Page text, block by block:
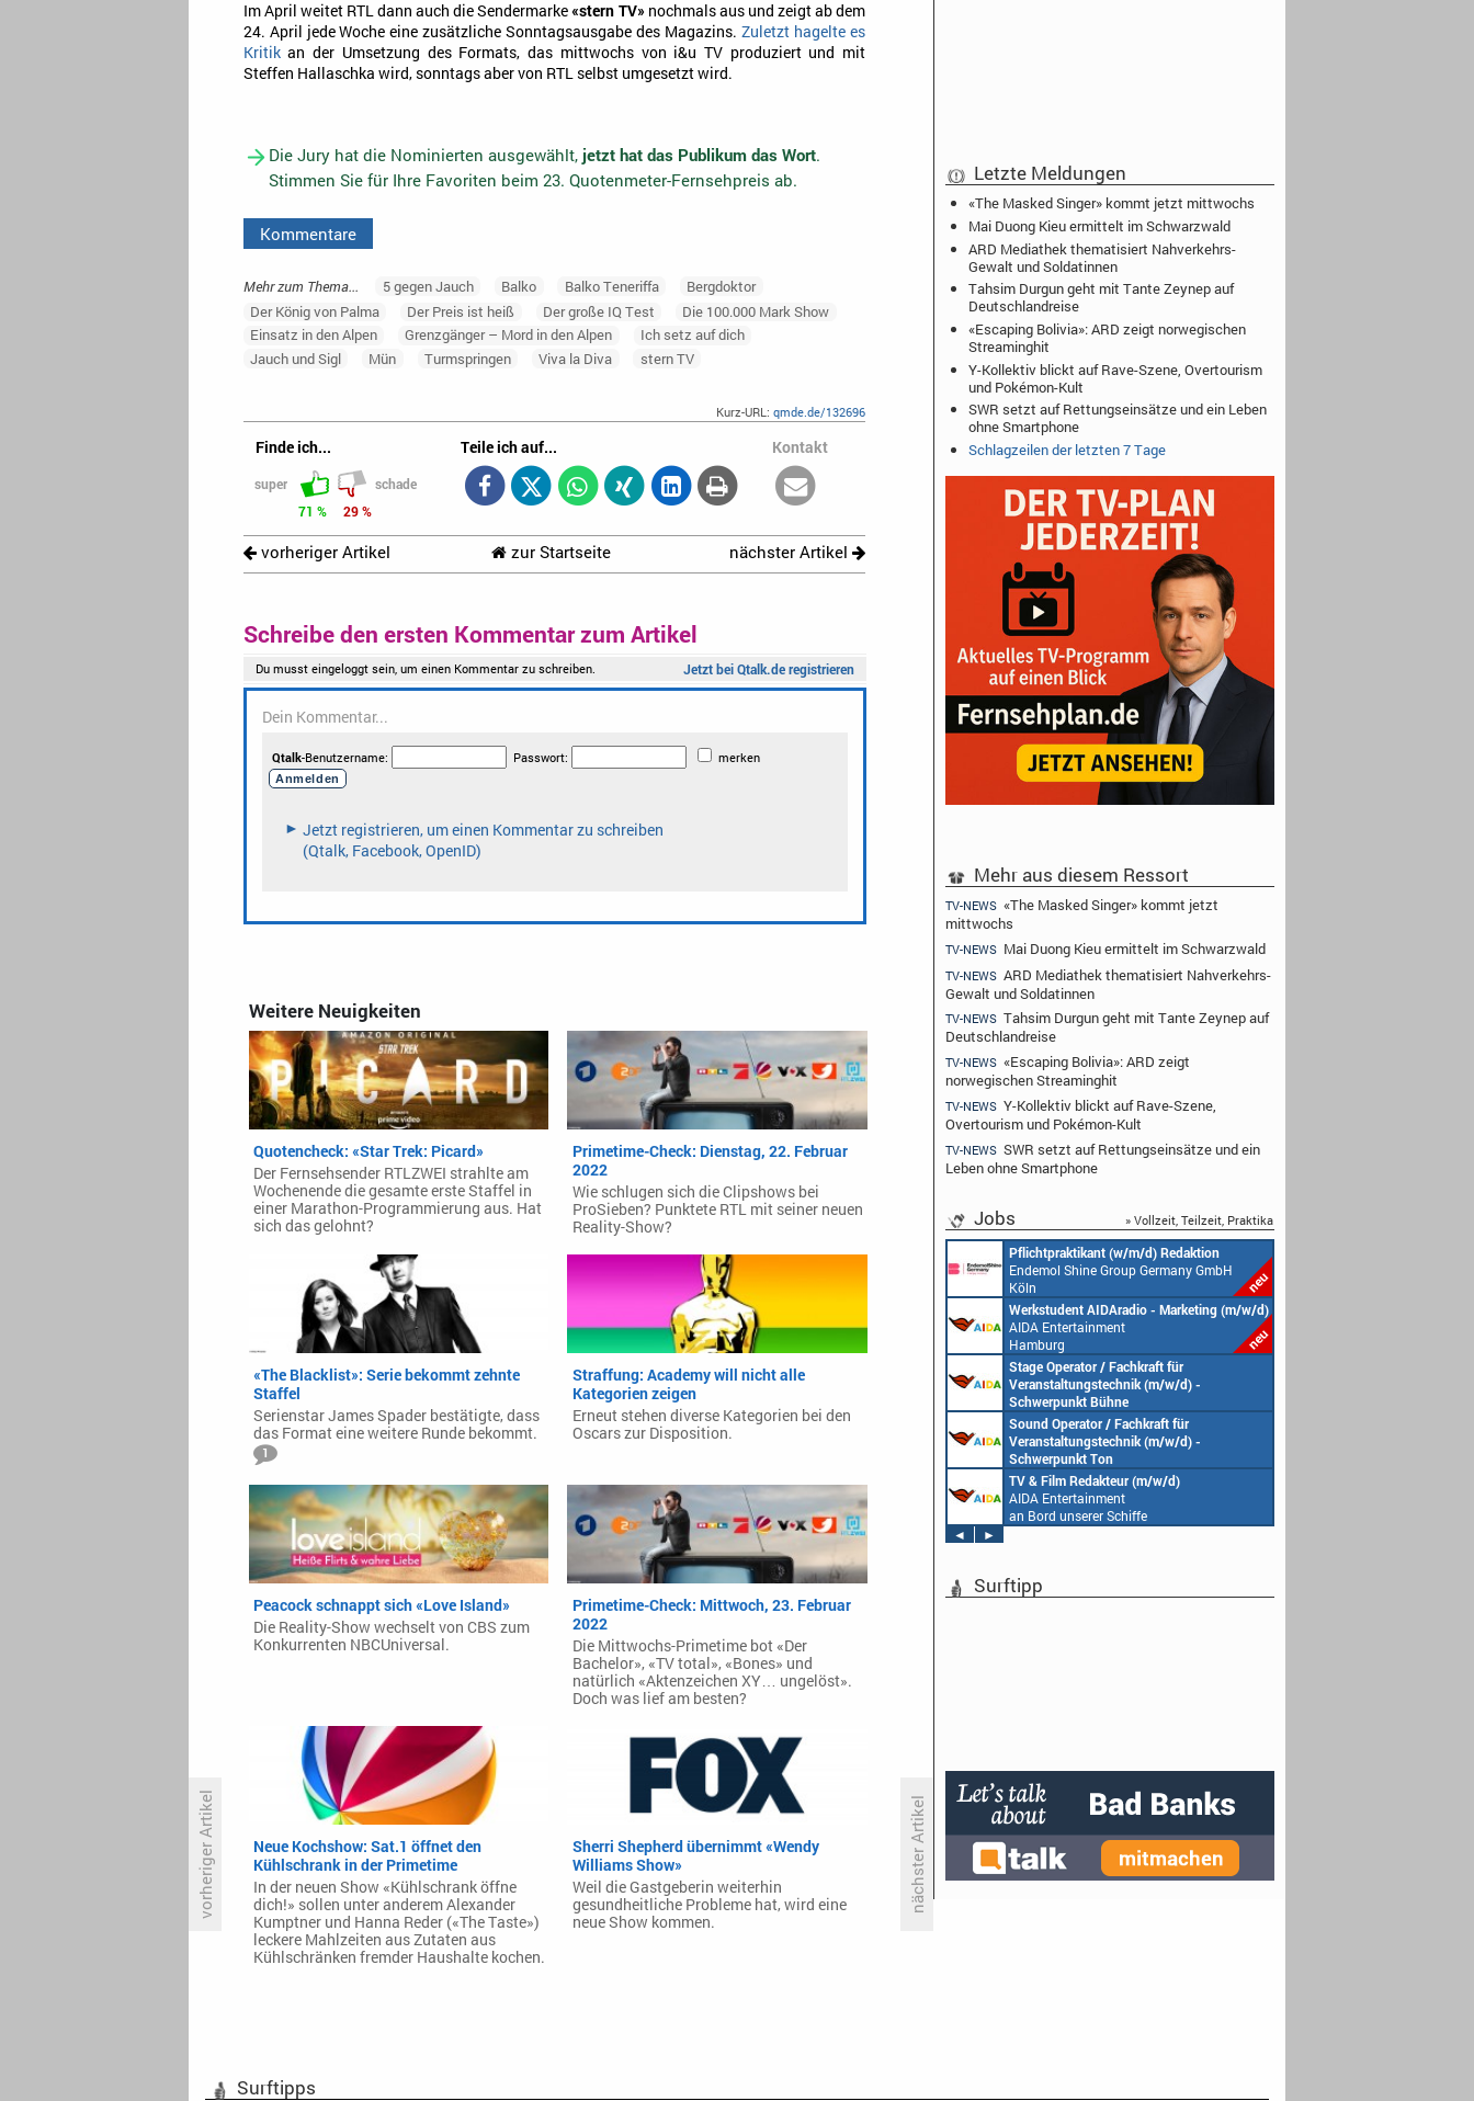
Im April weitet RTL dann auch die Sendermarke«stern TV» nochmals aus und zeigt ab dem
24. April jede Woche eine zusätzliche Sonntagsausgabe des Magazins.Zuletzt hagelte es
Kritikan der Umsetzung des Formats, das mittwochs von i&u TV produziert und mit
Steffen Hallaschka wird, sonntags aber von RTL selbst umgesetzt wird.
Die Jury hat die Nominierten ausgewählt, jetzt hat das Publikum das Wort.
Stimmen Sie für Ihre Favoriten beim 23. Quotenmeter-Fernsehpreis ab.
Kommentare
Mehr zum Thema... 5 gegen Jauch Balko Balko Teneriffa
Bergdoktor
Der König von Palma
Der Preis ist heiß Der große IQ Test
Die 100.000 Mark Show
Einsatz in den Alpen
Grenzgänger – Mord in den Alpen
Ich setz auf dich
Jauch und Sigl
Mün Turmspringen Viva la Diva stern TV
Kurz-URL:qmde.de/132696
Finde ich...
super
schade
71 %
29 %
Teile ich auf... Kontakt
vorheriger Artikel zur Startseite nächster Artikel
vorheriger Artikel
«Der Preis ist heiß», «Die 100.000
Mark Show», «Turmspringen»:
RTL surft die Retro-Welle
nächster Artikel
«König von Palma»-Showrunner
im Interview: ‚Der Ballermann ist
ein kalkulierbarer Ausbruch‘
Schreibe den ersten Kommentar zum Artikel
Weitere Neuigkeiten
Quotencheck: «Star Trek: Picard»
Der Fernsehsender RTLZWEI strahlte am
Wochenende die gesamte erste Staffel in
einer Marathon-Programmierung aus. Hat
sich das gelohnt?
Primetime-Check: Dienstag, 22. Februar
2022
Wie schlugen sich die Clipshows bei
ProSieben? Punktete RTL mit seiner neuen
Reality-Show?
«The Blacklist»: Serie bekommt zehnte
Staffel
Serienstar James Spader bestätigte, dass
das Format eine weitere Runde bekommt.
1
Straffung: Academy will nicht alle
Kategorien zeigen
Erneut stehen diverse Kategorien bei den
Oscars zur Disposition.
Peacock schnappt sich «Love Island»
Die Reality-Show wechselt von CBS zum
Konkurrenten NBCUniversal.
Primetime-Check: Mittwoch, 23. Februar
2022
Die Mittwochs-Primetime bot «Der
Bachelor», «TV total», «Bones» und
natürlich «Aktenzeichen XY… ungelöst».
Doch was lief am besten?
Neue Kochshow: Sat.1 öffnet den
Kühlschrank in der Primetime
In der neuen Show «Kühlschrank öffne
dich!» sollen unter anderem Alexander
Kumptner und Hanna Reder («The Taste»)
leckere Mahlzeiten aus Zutaten aus
Kühlschränken fremder Haushalte kochen.
Sherri Shepherd übernimmt «Wendy
Williams Show»
Weil die Gastgeberin weiterhin
gesundheitliche Probleme hat, wird eine
neue Show kommen.
Letzte Meldungen
«The Masked Singer» kommt jetzt mittwochs
Mai Duong Kieu ermittelt im Schwarzwald
ARD Mediathek thematisiert Nahverkehrs-
Gewalt und Soldatinnen
Tahsim Durgun geht mit Tante Zeynep auf
Deutschlandreise
«Escaping Bolivia»: ARD zeigt norwegischen
Streaminghit
Y-Kollektiv blickt auf Rave-Szene, Overtourism
und Pokémon-Kult
SWR setzt auf Rettungseinsätze und ein Leben
ohne Smartphone
Schlagzeilen der letzten 7 Tage
Mehr aus diesem Ressort
TV-NEWS «The Masked Singer» kommt jetzt
mittwochs
TV-NEWS Mai Duong Kieu ermittelt im Schwarzwald
TV-NEWS ARD Mediathek thematisiert Nahverkehrs-
Gewalt und Soldatinnen
TV-NEWS Tahsim Durgun geht mit Tante Zeynep auf
Deutschlandreise
TV-NEWS «Escaping Bolivia»: ARD zeigt
norwegischen Streaminghit
TV-NEWS Y-Kollektiv blickt auf Rave-Szene,
Overtourism und Pokémon-Kult
TV-NEWS SWR setzt auf Rettungseinsätze und ein
Leben ohne Smartphone
Jobs » Vollzeit, Teilzeit, Praktika
Pflichtpraktikant (w/m/d) Redaktion
Endemol Shine Group Germany GmbH
Köln
Werkstudent AIDAradio - Marketing (m/w/d)
AIDA Entertainment
Hamburg
Stage Operator / Fachkraft für
Veranstaltungstechnik (m/w/d) -
Schwerpunkt Bühne
AIDA Entertainment
an Bord unserer Schiffe
Sound Operator / Fachkraft für
Veranstaltungstechnik (m/w/d) -
an Bord unserer Schiffe
TV & Film Redakteur (m/w/d)
AIDA Entertainment
an Bord unserer Schiffe
Redakteur (w/m/d) oder Jungredakteur
(w/m/d)
Endemol Shine Group Germany GmbH
Köln
Senior Video Producer/ 1st TV Operator
(m/w/d)
AIDA Entertainment
an Bord unserer Schiffe
Studentische Aushilfe (w/m/d) – YouTube
Endemol Shine Group Germany GmbH
Köln
Redaktionsleitung (w/m/d)
Endemol Shine Group Germany GmbH
Köln
Producer (w/m/d)
Endemol Shine Group Germany GmbH
Köln
◄
►
Surftipp
Surftipps